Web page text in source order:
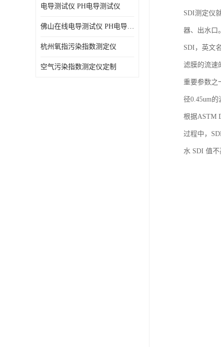
电导测试仪 PH电导测试仪
佛山在线电导测试仪 PH电导测试仪
杭州氧指污染指数测定仪
空气污染指数测定仪定制
SDI测定仪
器、出水口
SDI，英文
滤膜的流速
重要参数之
径0.45um
根据ASTM
过程中，
水 SDI 值不